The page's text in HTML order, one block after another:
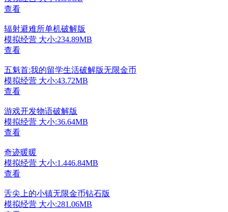
查看
辐射避难所单机破解版
模拟经营 大小:234.89MB
查看
五魁首:我的留学生活破解版无限金币
模拟经营 大小:43.72MB
查看
游戏开发物语破解版
模拟经营 大小:36.64MB
查看
奇迹暖暖
模拟经营 大小:1.446.84MB
查看
舌尖上的小镇无限金币钻石版
模拟经营 大小:281.06MB